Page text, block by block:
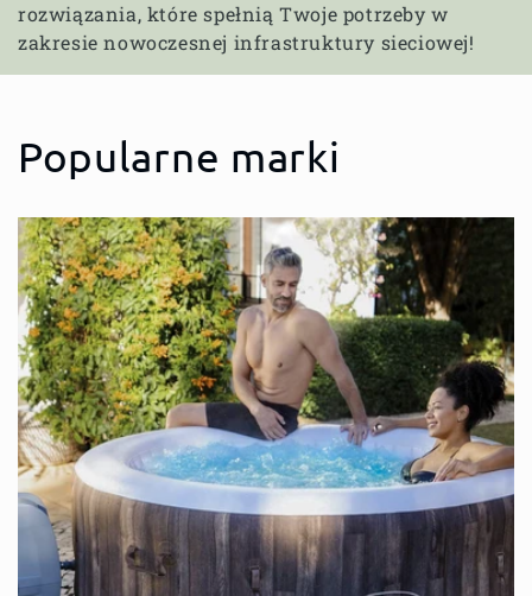
rozwiązania, które spełnią Twoje potrzeby w
zakresie nowoczesnej infrastruktury sieciowej!
Popularne marki